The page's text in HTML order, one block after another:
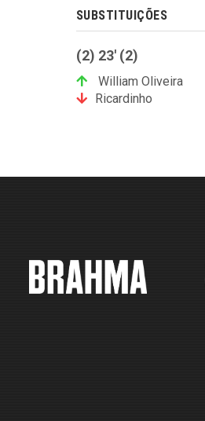
SUBSTITUIÇÕES
(2) 23' (2)
William Oliveira
Ricardinho